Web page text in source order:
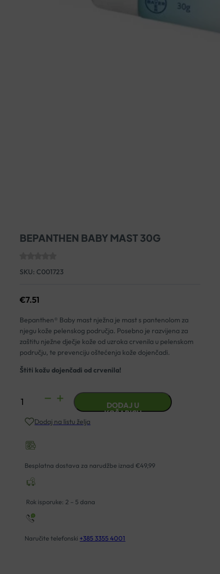
BEPANTHEN BABY MAST 30G
SKU: C001723
€7.51
Bepanthen® Baby mast nježna je mast s pantenolom za
njegu kože pelenskog područja. Posebno je razvijena za
zaštitu nježne dječje kože od uzroka crvenila u pelenskom
području, te prevenciju oštećenja kože dojenčadi.
Štiti kožu dojenčadi od crvenila!
BEPANTHEN
MAST
količina
DODAJ U
KOŠARICU
Dodaj na listu želja
Besplatna dostava za narudžbe iznad €49,99
Rok isporuke: 2 – 5 dana
Naručite telefonski +385 3355 4001